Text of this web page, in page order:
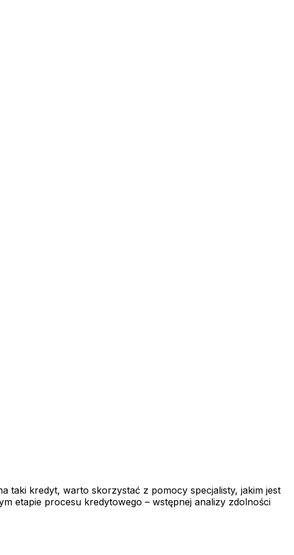
taki kredyt, warto skorzystać z pomocy specjalisty, jakim jest
etapie procesu kredytowego – wstępnej analizy zdolności